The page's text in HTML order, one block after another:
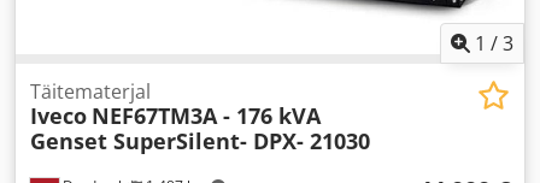
1 /3
Täitematerjal
Iveco NEF67TM3A - 176 kVA
Genset SuperSilent- DPX- 21030